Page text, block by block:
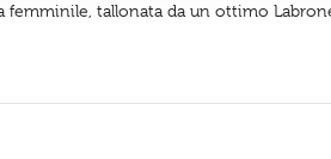
femminile, tallonata da un ottimo